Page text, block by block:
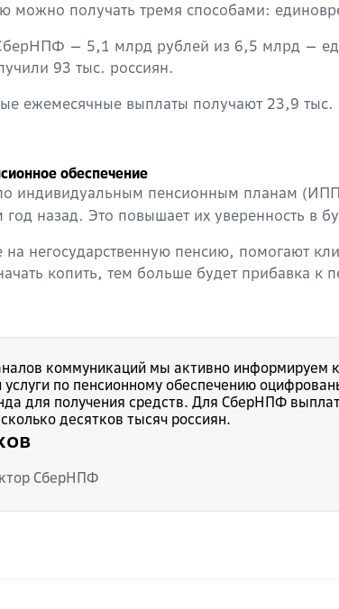
можно получать тремя способами:
— 5,1 млрд рублей из 6,5 млрд —
93 тыс. россиян.
ежемесячные выплаты получают 23,9 тыс.
обеспечение
индивидуальным пенсионным планам
назад. Это повышает их уверенность в
на негосударственную пенсию, помогают
копить, тем больше будет прибавка к
коммуникаций мы активно информируем
по пенсионному обеспечению
для получения средств. Для СберНПФ
десятков тысяч россиян.
СберНПФ